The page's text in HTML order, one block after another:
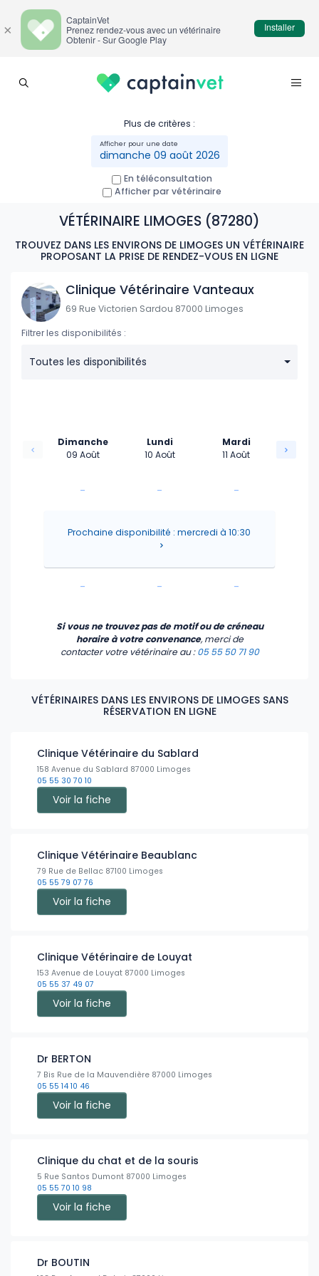
Plus de critères :
dimanche 09 août 2026
En téléconsultation
Afficher par vétérinaire
VÉTÉRINAIRE LIMOGES (87280)
TROUVEZ DANS LES ENVIRONS DE LIMOGES UN VÉTÉRINAIRE
PROPOSANT LA PRISE DE RENDEZ-VOUS EN LIGNE
Clinique Vétérinaire Vanteaux
69 Rue Victorien Sardou 87000 Limoges
Filtrer les disponibilités :
Toutes les disponibilités
Dimanche
09 Août
-
-
Lundi
10 Août
-
-
Mardi
11 Août
-
-
Prochaine disponibilité : mercredi à 10:30
Si vous ne trouvez pas de motif ou de créneau
horaire à votre convenance, merci de
contacter votre vétérinaire au :05 55 50 71 90
VÉTÉRINAIRES DANS LES ENVIRONS DE LIMOGES SANS
RÉSERVATION EN LIGNE
Clinique Vétérinaire du Sablard
158 Avenue du Sablard 87000 Limoges
05 55 30 70 10
Voir la fiche
Clinique Vétérinaire Beaublanc
79 Rue de Bellac 87100 Limoges
05 55 79 07 76
Voir la fiche
Clinique Vétérinaire de Louyat
153 Avenue de Louyat 87000 Limoges
05 55 37 49 07
Voir la fiche
Dr BERTON
7 Bis Rue de la Mauvendière 87000 Limoges
05 55 14 10 46
Voir la fiche
Clinique du chat et de la souris
5 Rue Santos Dumont 87000 Limoges
05 55 70 10 98
Voir la fiche
Dr BOUTIN
×
CaptainVet
Prenez rendez-vous avec un vétérinaire
Obtenir - Sur Google Play
Installer